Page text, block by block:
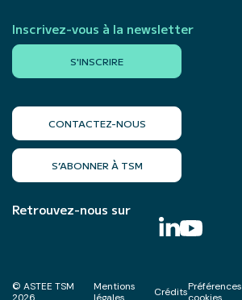
Inscrivez-vous à la newsletter
S'INSCRIRE
CONTACTEZ-NOUS
S’ABONNER À TSM
Retrouvez-nous sur
© ASTEE TSM
Mentions
CréditsPréférences